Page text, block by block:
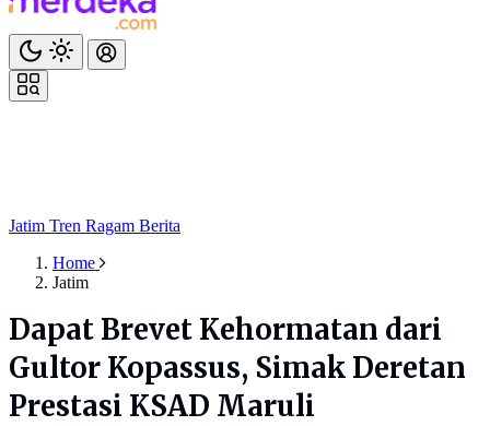
Jatim Tren Ragam Berita
Home
Jatim
Dapat Brevet Kehormatan dari
Gultor Kopassus, Simak Deretan
Prestasi KSAD Maruli